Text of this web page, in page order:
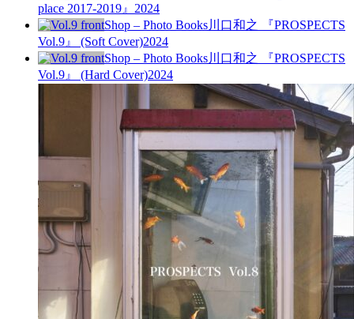
place 2017-2019』 2024
Shop – Photo Books川口和之 『PROSPECTS
Vol.9』 (Soft Cover)2024
Shop – Photo Books川口和之 『PROSPECTS
Vol.9』 (Hard Cover)2024